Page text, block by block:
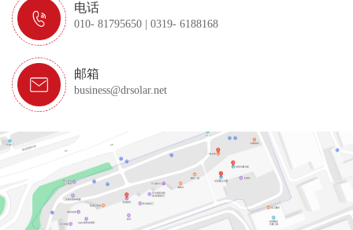
电话
010- 81795650 | 0319- 6188168
邮箱
business@drsolar.net